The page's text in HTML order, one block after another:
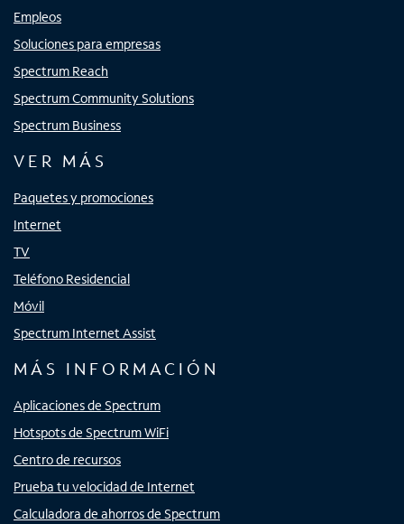
Empleos
Soluciones para empresas
Spectrum Reach
Spectrum Community Solutions
Spectrum Business
VER MÁS
Paquetes y promociones
Internet
TV
Teléfono Residencial
Móvil
Spectrum Internet Assist
MÁS INFORMACIÓN
Aplicaciones de Spectrum
Hotspots de Spectrum WiFi
Centro de recursos
Prueba tu velocidad de Internet
Calculadora de ahorros de Spectrum